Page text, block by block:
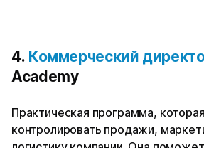
4. Коммерческий
Academy
Практическая программа,
контролировать продажи,